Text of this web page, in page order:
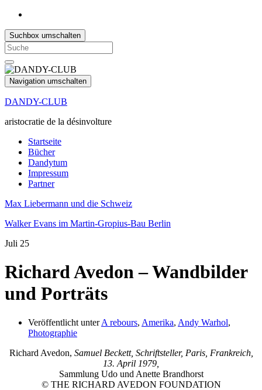
Suchbox umschalten
Search
for:
Navigation umschalten
DANDY-CLUB
aristocratie de la désinvolture
Startseite
Bücher
Dandytum
Impressum
Partner
Max Liebermann und die Schweiz
Walker Evans im Martin-Gropius-Bau Berlin
Juli 25
Richard Avedon – Wandbilder
und Porträts
Veröffentlicht unterA rebours, Amerika, Andy Warhol,
Photographie
Richard Avedon, Samuel Beckett, Schriftsteller, Paris, Frankreich,
13. April 1979,
Sammlung Udo und Anette Brandhorst
© THE RICHARD AVEDON FOUNDATION